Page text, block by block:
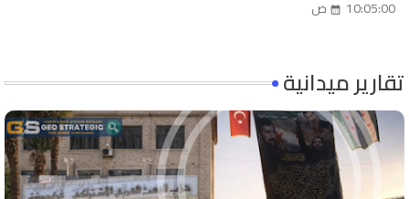
10:05:00 ص
تقارير ميدانية